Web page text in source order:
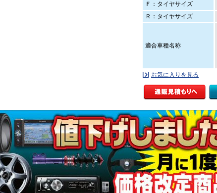
Ｆ：タイヤサイズ
Ｒ：タイヤサイズ
適合車種名称
お気に入りを見る